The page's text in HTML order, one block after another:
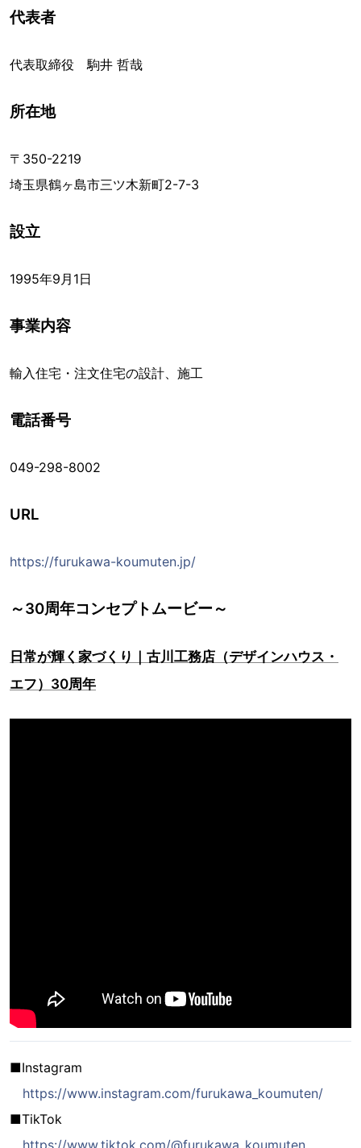
代表者
代表取締役 駒井 哲哉
所在地
〒350-2219
埼玉県鶴ヶ島市三ツ木新町2-7-3
設立
1995年9月1日
事業内容
輸入住宅・注文住宅の設計、施工
電話番号
049-298-8002
URL
https://furukawa-koumuten.jp/
～30周年コンセプトムービー～
日常が輝く家づくり｜古川工務店（デザインハウス・
エフ）30周年
■Instagram
https://www.instagram.com/furukawa_koumuten/
■TikTok
https://www.tiktok.com/@furukawa_koumuten